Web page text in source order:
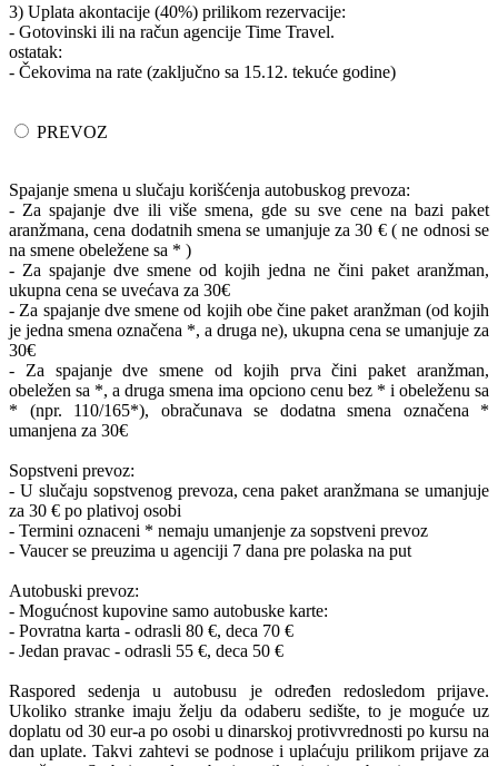
3) Uplata akontacije (40%) prilikom rezervacije:
- Gotovinski ili na račun agencije Time Travel.
ostatak:
- Čekovima na rate (zaključno sa 15.12. tekuće godine)
PREVOZ
Spajanje smena u slučaju korišćenja autobuskog prevoza:
- Za spajanje dve ili više smena, gde su sve cene na bazi paket
aranžmana, cena dodatnih smena se umanjuje za 30 € ( ne odnosi se
na smene obeležene sa * )
- Za spajanje dve smene od kojih jedna ne čini paket aranžman,
ukupna cena se uvećava za 30€
- Za spajanje dve smene od kojih obe čine paket aranžman (od kojih
je jedna smena označena *, a druga ne), ukupna cena se umanjuje za
30€
- Za spajanje dve smene od kojih prva čini paket aranžman,
obeležen sa *, a druga smena ima opciono cenu bez * i obeleženu sa
* (npr. 110/165*), obračunava se dodatna smena označena *
umanjena za 30€
Sopstveni prevoz:
- U slučaju sopstvenog prevoza, cena paket aranžmana se umanjuje
za 30 € po plativoj osobi
- Termini oznaceni * nemaju umanjenje za sopstveni prevoz
- Vaucer se preuzima u agenciji 7 dana pre polaska na put
Autobuski prevoz:
- Mogućnost kupovine samo autobuske karte:
- Povratna karta - odrasli 80 €, deca 70 €
- Jedan pravac - odrasli 55 €, deca 50 €
Raspored sedenja u autobusu je određen redosledom prijave.
Ukoliko stranke imaju želju da odaberu sedište, to je moguće uz
doplatu od 30 eur-a po osobi u dinarskoj protivvrednosti po kursu na
dan uplate. Takvi zahtevi se podnose i uplaćuju prilikom prijave za